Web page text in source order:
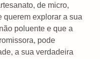
de micro,
querem explorar a sua
poluente e que a
pode
a sua verdadeira